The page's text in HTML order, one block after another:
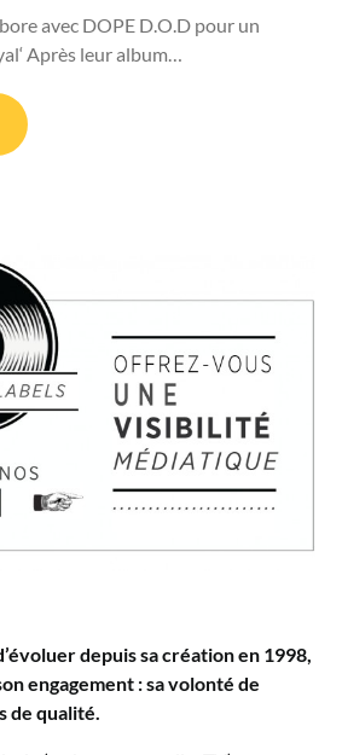
avec DOPE D.O.D pour un
Après leur album…
depuis sa création en 1998,
engagement : sa volonté de
de qualité.